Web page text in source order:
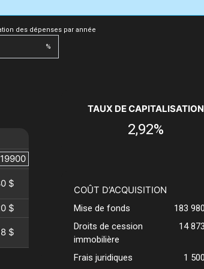
des dépenses par année
%
$
$
$
TAUX DE CAPITALISATION
2,92%
COÛT D’ACQUISITION
Mise de fonds
183
Droits de cession
immobilière
14
Frais juridiques
1